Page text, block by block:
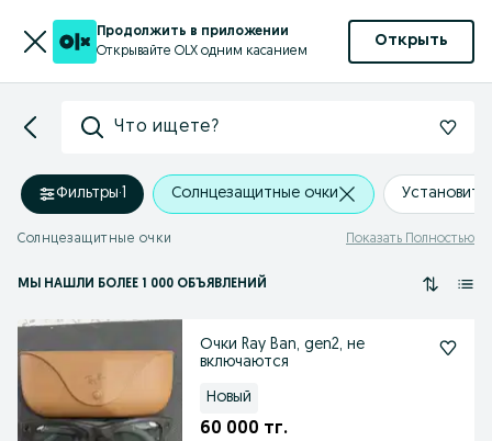
Продолжить в приложении
Открывайте OLX одним касанием
Открыть
Что ищете?
Фильтры·1 Солнцезащитные очки
Солнцезащитные очки Показать Полностью
МЫ НАШЛИ БОЛЕЕ 1 000 ОБЪЯВЛЕНИЙ
Очки Ray Ban, gen2, не
включаются
Новый
60 000 тг.